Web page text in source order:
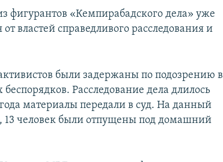
фигурантов «Кемпирабадского дела» уже
от властей справедливого расследования и
были задержаны по подозрению в
Расследование дела длилось
материалы передали в суд. На данный
13 человек были отпущены под домашний